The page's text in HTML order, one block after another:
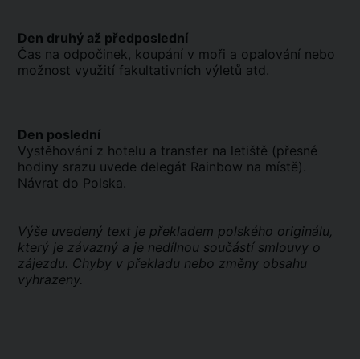
Den druhý až předposlední
Čas na odpočinek, koupání v moři a opalování nebo
možnost využití fakultativních výletů atd.
Den poslední
Vystěhování z hotelu a transfer na letiště (přesné
hodiny srazu uvede delegát Rainbow na místě).
Návrat do Polska.
Výše uvedený text je překladem polského originálu,
který je závazný a je nedílnou součástí smlouvy o
zájezdu. Chyby v překladu nebo změny obsahu
vyhrazeny.